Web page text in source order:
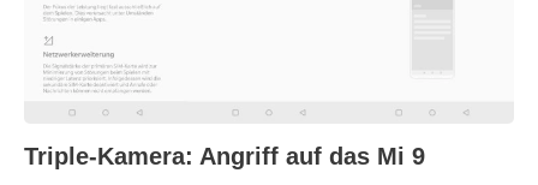
Triple-Kamera: Angriff auf das Mi 9